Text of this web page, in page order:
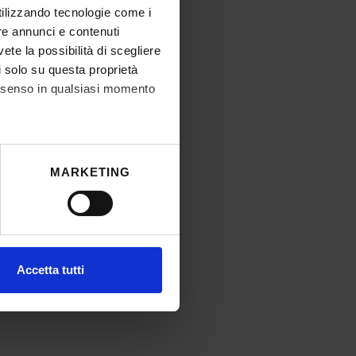
tecnologie come i
annunci e contenuti
la possibilità di scegliere
su questa proprietà
in qualsiasi momento
metro,
dettagli . Puoi
e per analizzare il
MARKETING
Accetta tutti